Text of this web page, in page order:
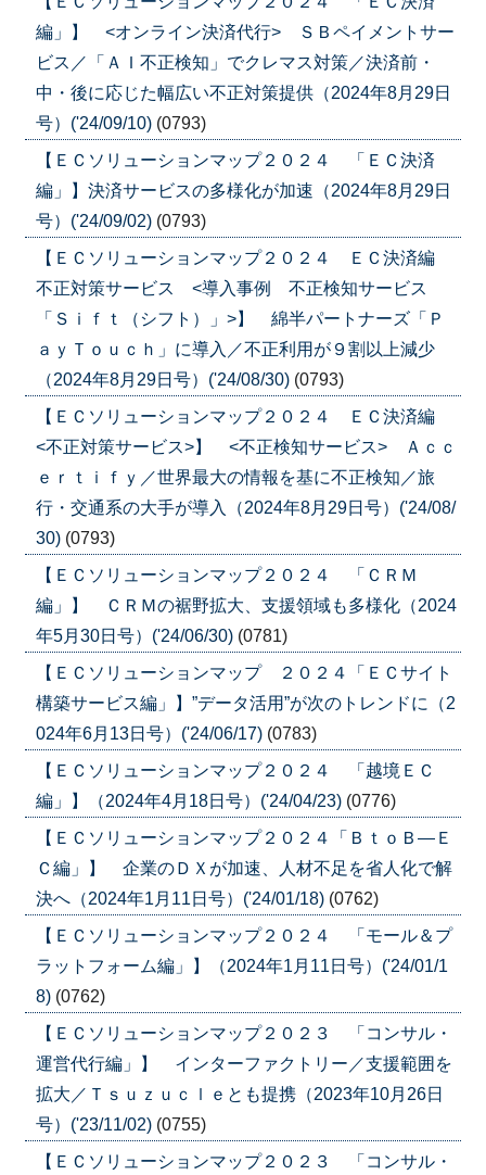
編」】 <オンライン決済代行> ＳＢペイメントサー
ビス／「ＡＩ不正検知」でクレマス対策／決済前・
中・後に応じた幅広い不正対策提供（2024年8月29日
号）('24/09/10) (0793)
【ＥＣソリューションマップ２０２４ 「ＥＣ決済
編」】決済サービスの多様化が加速（2024年8月29日
号）('24/09/02) (0793)
【ＥＣソリューションマップ２０２４ ＥＣ決済編
不正対策サービス <導入事例 不正検知サービス
「Ｓｉｆｔ（シフト）」>】 綿半パートナーズ「Ｐ
ａｙＴｏｕｃｈ」に導入／不正利用が９割以上減少
（2024年8月29日号）('24/08/30) (0793)
【ＥＣソリューションマップ２０２４ ＥＣ決済編
<不正対策サービス>】 <不正検知サービス> Ａｃｃ
ｅｒｔｉｆｙ／世界最大の情報を基に不正検知／旅
行・交通系の大手が導入（2024年8月29日号）('24/08/
30) (0793)
【ＥＣソリューションマップ２０２４ 「ＣＲＭ
編」】 ＣＲＭの裾野拡大、支援領域も多様化（2024
年5月30日号）('24/06/30) (0781)
【ＥＣソリューションマップ ２０２４「ＥＣサイト
構築サービス編」】”データ活用”が次のトレンドに（2
024年6月13日号）('24/06/17) (0783)
【ＥＣソリューションマップ２０２４ 「越境ＥＣ
編」】（2024年4月18日号）('24/04/23) (0776)
【ＥＣソリューションマップ２０２４「ＢｔｏＢ―Ｅ
Ｃ編」】 企業のＤＸが加速、人材不足を省人化で解
決へ（2024年1月11日号）('24/01/18) (0762)
【ＥＣソリューションマップ２０２４ 「モール＆プ
ラットフォーム編」】（2024年1月11日号）('24/01/1
8) (0762)
【ＥＣソリューションマップ２０２３ 「コンサル・
運営代行編」】 インターファクトリー／支援範囲を
拡大／Ｔｓｕｚｕｃｌｅとも提携（2023年10月26日
号）('23/11/02) (0755)
【ＥＣソリューションマップ２０２３ 「コンサル・